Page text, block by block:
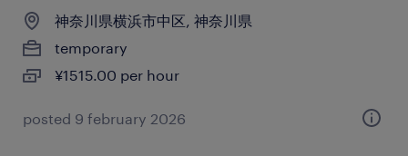
神奈川県横浜市中区, 神奈川県
temporary
¥1515.00 per hour
posted 9 february 2026